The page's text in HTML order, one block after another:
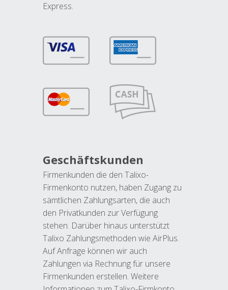
Express.
Geschäftskunden
Firmenkunden die den Talixo-
Firmenkonto nutzen, haben Zugang zu
sämtlichen Zahlungsarten, die auch
den Privatkunden zur Verfügung
stehen. Darüber hinaus unterstützt
Talixo Zahlungsmethoden wie AirPlus.
Auf Anfrage können wir auch
Zahlungen via Rechnung für unsere
Firmenkunden erstellen. Weitere